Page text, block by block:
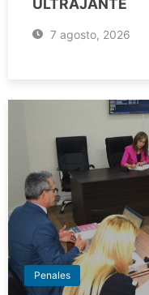
ULTRAJANTE
7 agosto, 2026
Penales